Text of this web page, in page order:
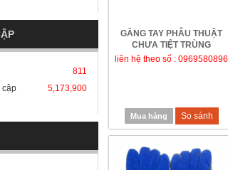
GĂNG TAY PHẪU THUẬT
CHƯA TIỆT TRÙNG
liên hệ theo số : 0969580896
Mua hàng So sánh
811
cập
5,173,900